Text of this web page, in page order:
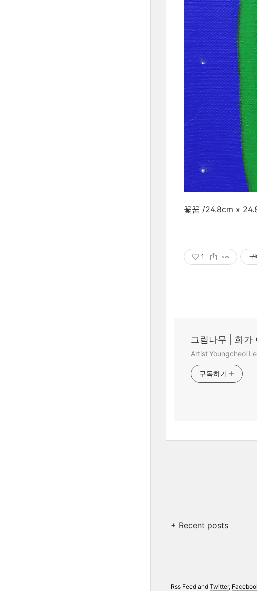
꽃꿈 /24.8cm x
1 구
그림나무 | 화가
Artist Youngcheol
구독하기
+ Recent posts
Rss Feedand Twitter,